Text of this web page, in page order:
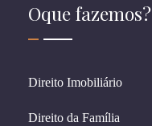
Oque fazemos?
Direito Imobiliário
Direito da Família